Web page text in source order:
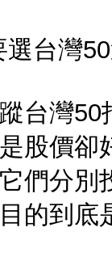
台灣50
灣50指
股價卻
們分別
的到底